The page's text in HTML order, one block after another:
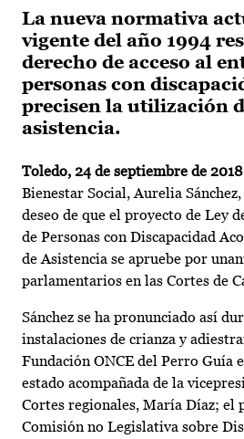
La nueva normativa
vigente del año 1994
derecho de acceso al
personas con
precisen la utilización
asistencia.
Toledo, 24 de septiembre de
Bienestar Social, Aurelia
deseo de que el proyecto de Ley
de Personas con Discapacidad
de Asistencia se apruebe por
parlamentarios en las Cortes de
Sánchez se ha pronunciado así
instalaciones de crianza y
Fundación ONCE del Perro Guía
estado acompañada de la
Cortes regionales, María Díaz; el
Comisión no Legislativa sobre